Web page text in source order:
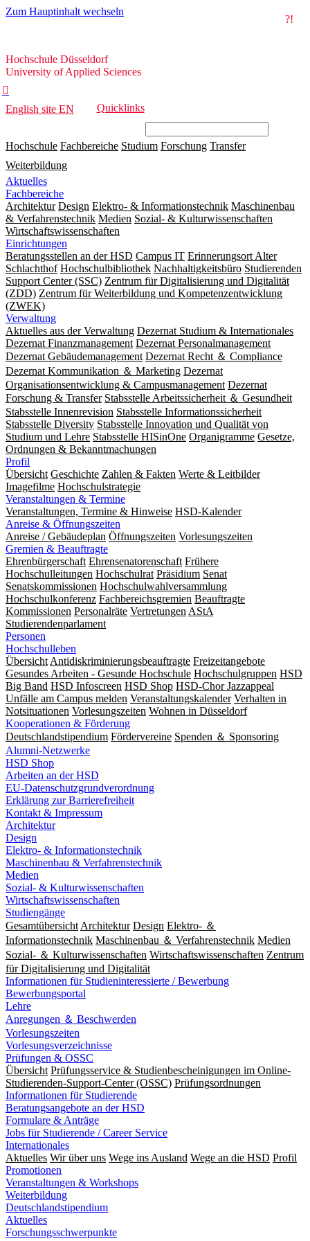
Zum Hauptinhalt wechseln
?!
Hochschule
Düsseldorf
Hochschule Düsseldorf
University of Applied Sciences

English site EN Quicklinks
Hochschule Fachbereiche Studium Forschung Transfer
Weiterbildung
Aktuelles
Fachbereiche
Architektur Design Elektro- & Informationstechnik Maschinenbau
& Verfahrenstechnik Medien Sozial- & Kulturwissenschaften
Wirtschaftswissenschaften
Einrichtungen
Beratungsstellen an der HSD Campus IT Erinnerungsort Alter
Schlachthof Hochschulbibliothek Nachhaltigkeitsbüro Studierenden
Support Center (SSC) Zentrum für Digitalisierung und Digitalität
(ZDD) Zentrum für Weiterbildung und Kompetenzentwicklung
(ZWEK)
Verwaltung
Aktuelles aus der Verwaltung Dezernat Studium & Internationales
Dezernat Finanzmanagement Dezernat Personalmanagement
Dezernat Gebäudemanagement Dezernat Recht ＆ Compliance
Dezernat Kommunikation ＆ Marketing Dezernat
Organisationsentwicklung & Campusmanagement Dezernat
Forschung & Transfer Stabsstelle Arbeitssicherheit ＆ Gesundheit
Stabsstelle Innenrevision Stabsstelle In­for­ma­ti­ons­sicher­heit
Stabsstelle Diversity Stabsstelle Innovation und Qualität von
Studium und Lehre Stabsstelle HISinOne Organigramme Gesetze,
Ordnungen & Bekanntmachungen
Profil
Übersicht Geschichte Zahlen & Fakten Werte & Leitbilder
Imagefilme Hochschulstrategie
Veranstaltungen & Termine
Veranstaltungen, Termine & Hinweise HSD-Kalender
Anreise & Öffnungszeiten
Anreise / Gebäudeplan Öffnungszeiten Vorlesungszeiten
Gremien & Beauftragte
Ehrenbürgerschaft Ehrensenatorenschaft Frühere
Hochschulleitungen Hochschulrat Präsidium Senat
Senatskommissionen Hochschulwahlversammlung
Hochschulkonferenz Fachbereichsgremien Beauftragte
Kommissionen Personalräte Vertretungen AStA
Studierendenparlament
Personen
Hochschulleben
Übersicht Antidiskriminierungsbeauftragte Freizeitangebote
Gesundes Arbeiten - Gesunde Hochschule Hochschulgruppen HSD
Big Band HSD Infoscreen HSD Shop HSD-Chor Jazzappeal
Unfälle am Campus melden Veranstaltungskalender Verhalten in
Notsituationen Vorlesungszeiten Wohnen in Düsseldorf
Kooperationen & Förderung
Deutschlandstipendium Fördervereine Spenden ＆ Sponsoring
Alumni-Netzwerke
HSD Shop
Arbeiten an der HSD
EU-Datenschutzgrundverordnung
Erklärung zur Barrierefreiheit
Kontakt & Impressum
Architektur
Design
Elektro- & Informationstechnik
Maschinenbau & Verfahrenstechnik
Medien
Sozial- & Kulturwissenschaften
Wirtschaftswissenschaften
Studiengänge
Gesamtübersicht Architektur Design Elektro- ＆
Informationstechnik Maschinenbau ＆ Verfahrenstechnik Medien
Sozial- ＆ Kulturwissenschaften Wirtschaftswissenschaften Zentrum
für Digitalisierung und Digitalität
Informationen für Studieninteressierte / Bewerbung
Bewerbungsportal
Lehre
Anregungen ＆ Beschwerden
Vorlesungszeiten
Vorlesungsverzeichnisse
Prüfungen & OSSC
Übersicht Prüfungsservice & Studienbescheinigungen im Online-
Studierenden-Support-Center (OSSC) Prüfungsordnungen
Informationen für Studierende
Beratungsangebote an der HSD
Formulare & Anträge
Jobs für Studierende / Career Service
Internationales
Aktuelles Wir über uns Wege ins Ausland Wege an die HSD Profil
Promotionen
Veranstaltungen & Workshops
Weiterbildung
Deutschlandstipendium
Aktuelles
Forschungsschwerpunkte